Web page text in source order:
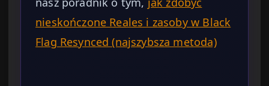
nieskończone Reales i zasoby w Black
Flag Resynced (najszybsza metoda)